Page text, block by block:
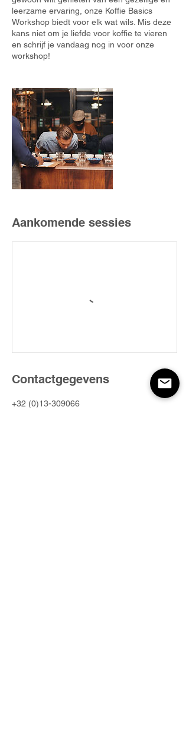
leerzame ervaring, onze Koffie Basics
Workshop biedt voor elk wat wils. Mis deze
kans niet om je liefde voor koffie te vieren
en schrijf je vandaag nog in voor onze
workshop!
Aankomende sessies
Contactgegevens
+32 (0)13-309066